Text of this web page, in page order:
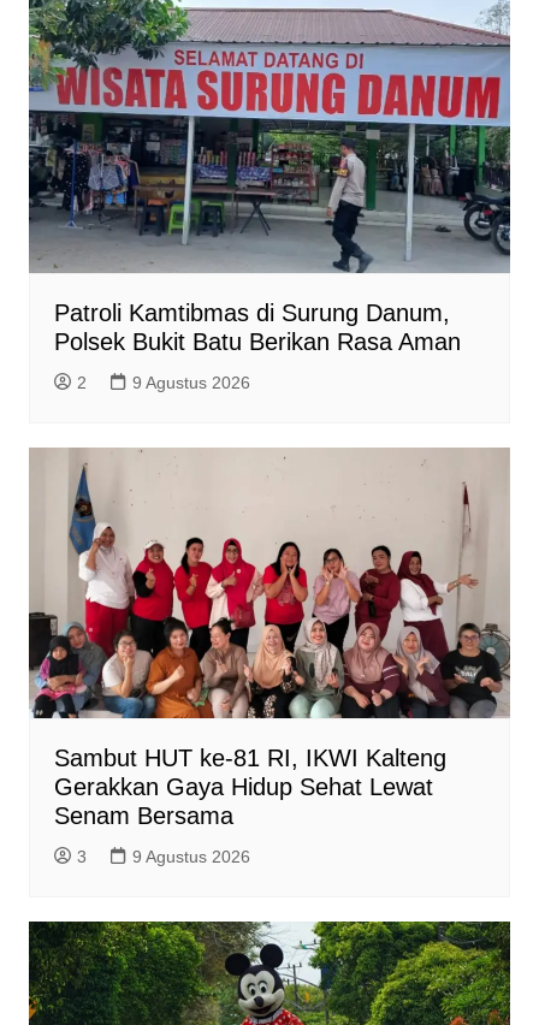
Patroli Kamtibmas di Surung Danum,
Polsek Bukit Batu Berikan Rasa Aman
2 9 Agustus 2026
Sambut HUT ke-81 RI, IKWI Kalteng
Gerakkan Gaya Hidup Sehat Lewat
Senam Bersama
3 9 Agustus 2026